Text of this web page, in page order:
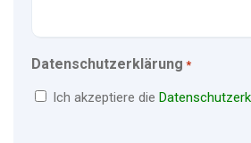
Datenschutzerklärung *
Ich akzeptiere die